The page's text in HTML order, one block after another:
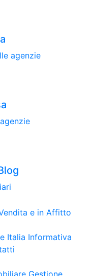
agenzie
Italia Informativa
Gestione